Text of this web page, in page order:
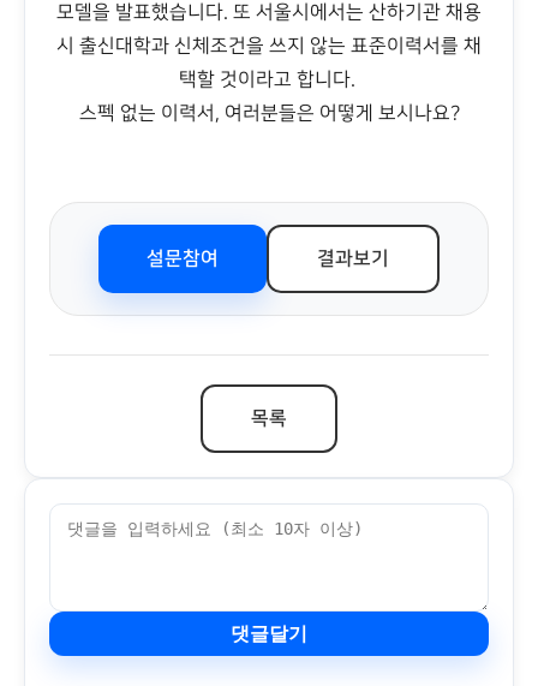
모델을 발표했습니다. 또 서울시에서는 산하기관 채용
시 출신대학과 신체조건을 쓰지 않는 표준이력서를 채
택할 것이라고 합니다.
스펙 없는 이력서, 여러분들은 어떻게 보시나요?
설문참여 결과보기
목록
댓글달기